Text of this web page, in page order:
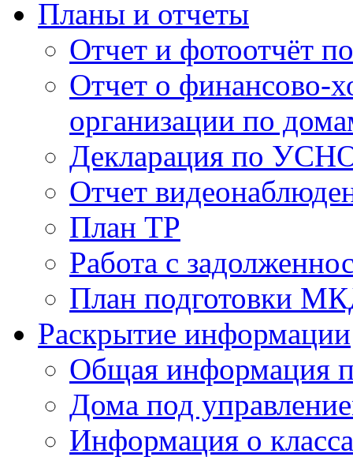
Планы и отчеты
Отчет и фотоотчёт
Отчет о финансово-
организации по
Декларация по
Отчет
План ТР
Работа с
План подготовки
Раскрытие информации
Общая информация
Дома под
Информация о